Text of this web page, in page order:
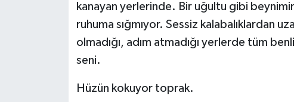
kanayan yerlerinde. Bir uğultu gibi
ruhuma sığmıyor. Sessiz kalabalıklardan
olmadığı, adım atmadığı yerlerde tüm
seni.
Hüzün kokuyor toprak.